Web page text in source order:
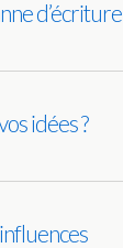
d’écriture
idées ?